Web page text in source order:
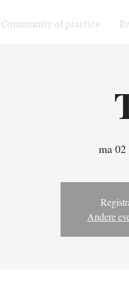
Community of practice
ma 02
Andere